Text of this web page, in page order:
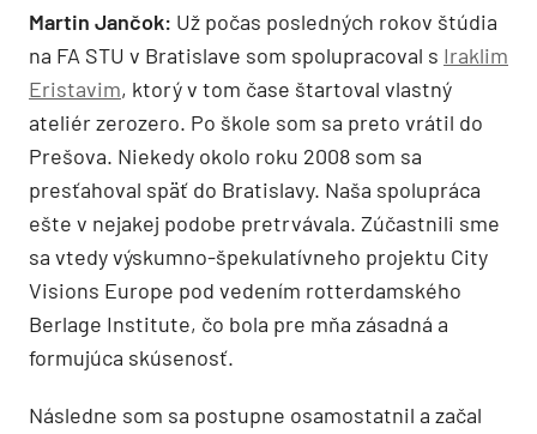
Martin Jančok: Už počas posledných rokov štúdia
na FA STU v Bratislave som spolupracoval s Iraklim
Eristavim, ktorý v tom čase štartoval vlastný
ateliér zerozero. Po škole som sa preto vrátil do
Prešova. Niekedy okolo roku 2008 som sa
presťahoval späť do Bratislavy. Naša spolupráca
ešte v nejakej podobe pretrvávala. Zúčastnili sme
sa vtedy výskumno-špekulatívneho projektu City
Visions Europe pod vedením rotterdamského
Berlage Institute, čo bola pre mňa zásadná a
formujúca skúsenosť.
Následne som sa postupne osamostatnil a začal